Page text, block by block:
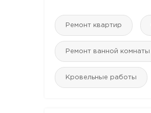
Ремонт квартир
Ремонт ванной комнаты
Кровельные работы